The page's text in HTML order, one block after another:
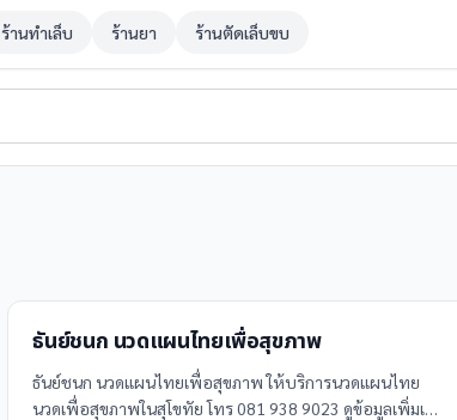
ร้านทำเล็บ ร้านยา ร้านตัดเล็บขบ
ธันย์ชนก นวดแผนไทยเพื่อสุขภาพ
ธันย์ชนก นวดแผนไทยเพื่อสุขภาพ ให้บริการนวดแผนไทย
นวดเพื่อสุขภาพในสุโขทัย โทร 081 938 9023 ดูข้อมูลเพิ่มเติม